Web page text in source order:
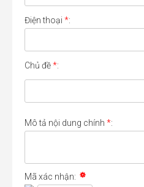
Điện thoại *:
Chủ đề*:
Mô tả nội dung chính *:
Mã xác nhận: